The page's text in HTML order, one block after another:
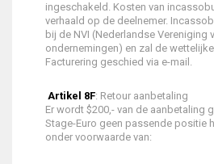
ingeschakeld. Kosten van
verhaald op de deelnemer.
bij de NVI (Nederlandse Vereniging
ondernemingen) en zal de
Facturering geschied via e-mail.
Artikel 8F: Retour aanbetaling
Er wordt $200,- van de aanbetaling
Stage-Euro geen passende positie
onder voorwaarde van: